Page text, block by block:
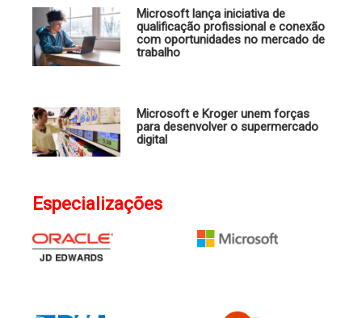
Microsoft lança iniciativa de
qualificação profissional e conexão
com oportunidades no mercado de
trabalho
Microsoft e Kroger unem forças
para desenvolver o supermercado
digital
Especializações